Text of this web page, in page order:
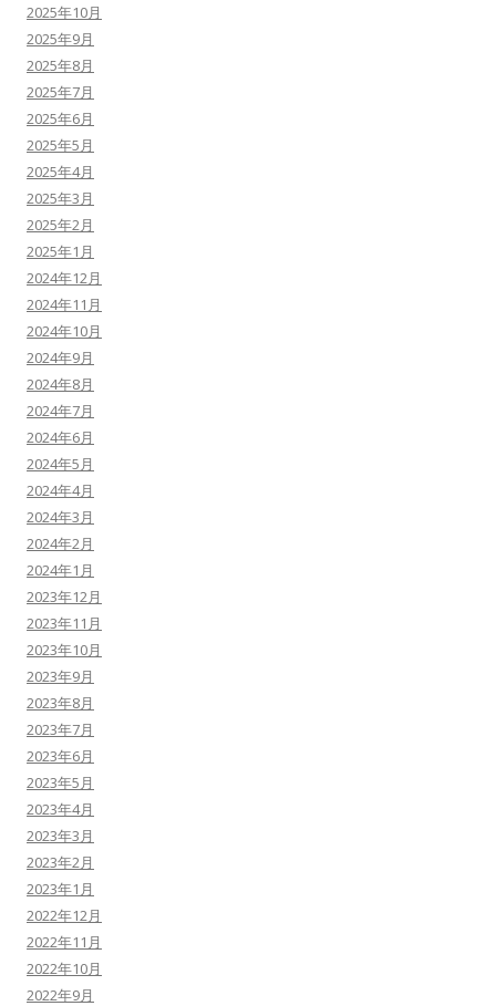
2025年10月
2025年9月
2025年8月
2025年7月
2025年6月
2025年5月
2025年4月
2025年3月
2025年2月
2025年1月
2024年12月
2024年11月
2024年10月
2024年9月
2024年8月
2024年7月
2024年6月
2024年5月
2024年4月
2024年3月
2024年2月
2024年1月
2023年12月
2023年11月
2023年10月
2023年9月
2023年8月
2023年7月
2023年6月
2023年5月
2023年4月
2023年3月
2023年2月
2023年1月
2022年12月
2022年11月
2022年10月
2022年9月